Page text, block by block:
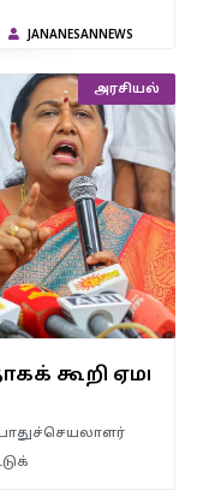
JANANESANNEWS
எடப்பாடி
பிரேமலதா
அரசியல்
கூறி ஏமாற்